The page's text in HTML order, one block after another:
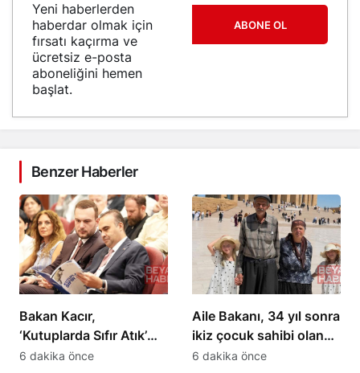
Yeni haberlerden
haberdar olmak için
fırsatı kaçırma ve
ücretsiz e-posta
aboneliğini hemen
başlat.
ABONE OL
Benzer Haberler
Bakan Kacır,
‘Kutuplarda Sıfır Atık’
kitabının lansmanına
6 dakika önce
Aile Bakanı, 34 yıl sonra
ikiz çocuk sahibi olan
aileye destek verdi
6 dakika önce